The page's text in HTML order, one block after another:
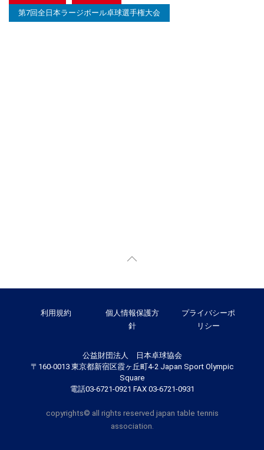
第7回全日本ラージボール卓球選手権大会
利用規約
個人情報保護方
針
プライバシーポ
リシー
公益財団法人 日本卓球協会
〒160-0013 東京都新宿区霞ヶ丘町4-2 Japan Sport Olympic
Square
電話03-6721-0921 FAX 03-6721-0931
copyrights© all rights reserved japan table tennis
association.